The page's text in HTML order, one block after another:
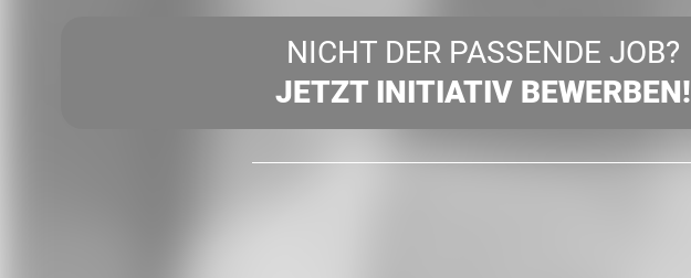
NICHT DER PASSENDE JOB?
JETZT INITIATIV BEWERBEN!